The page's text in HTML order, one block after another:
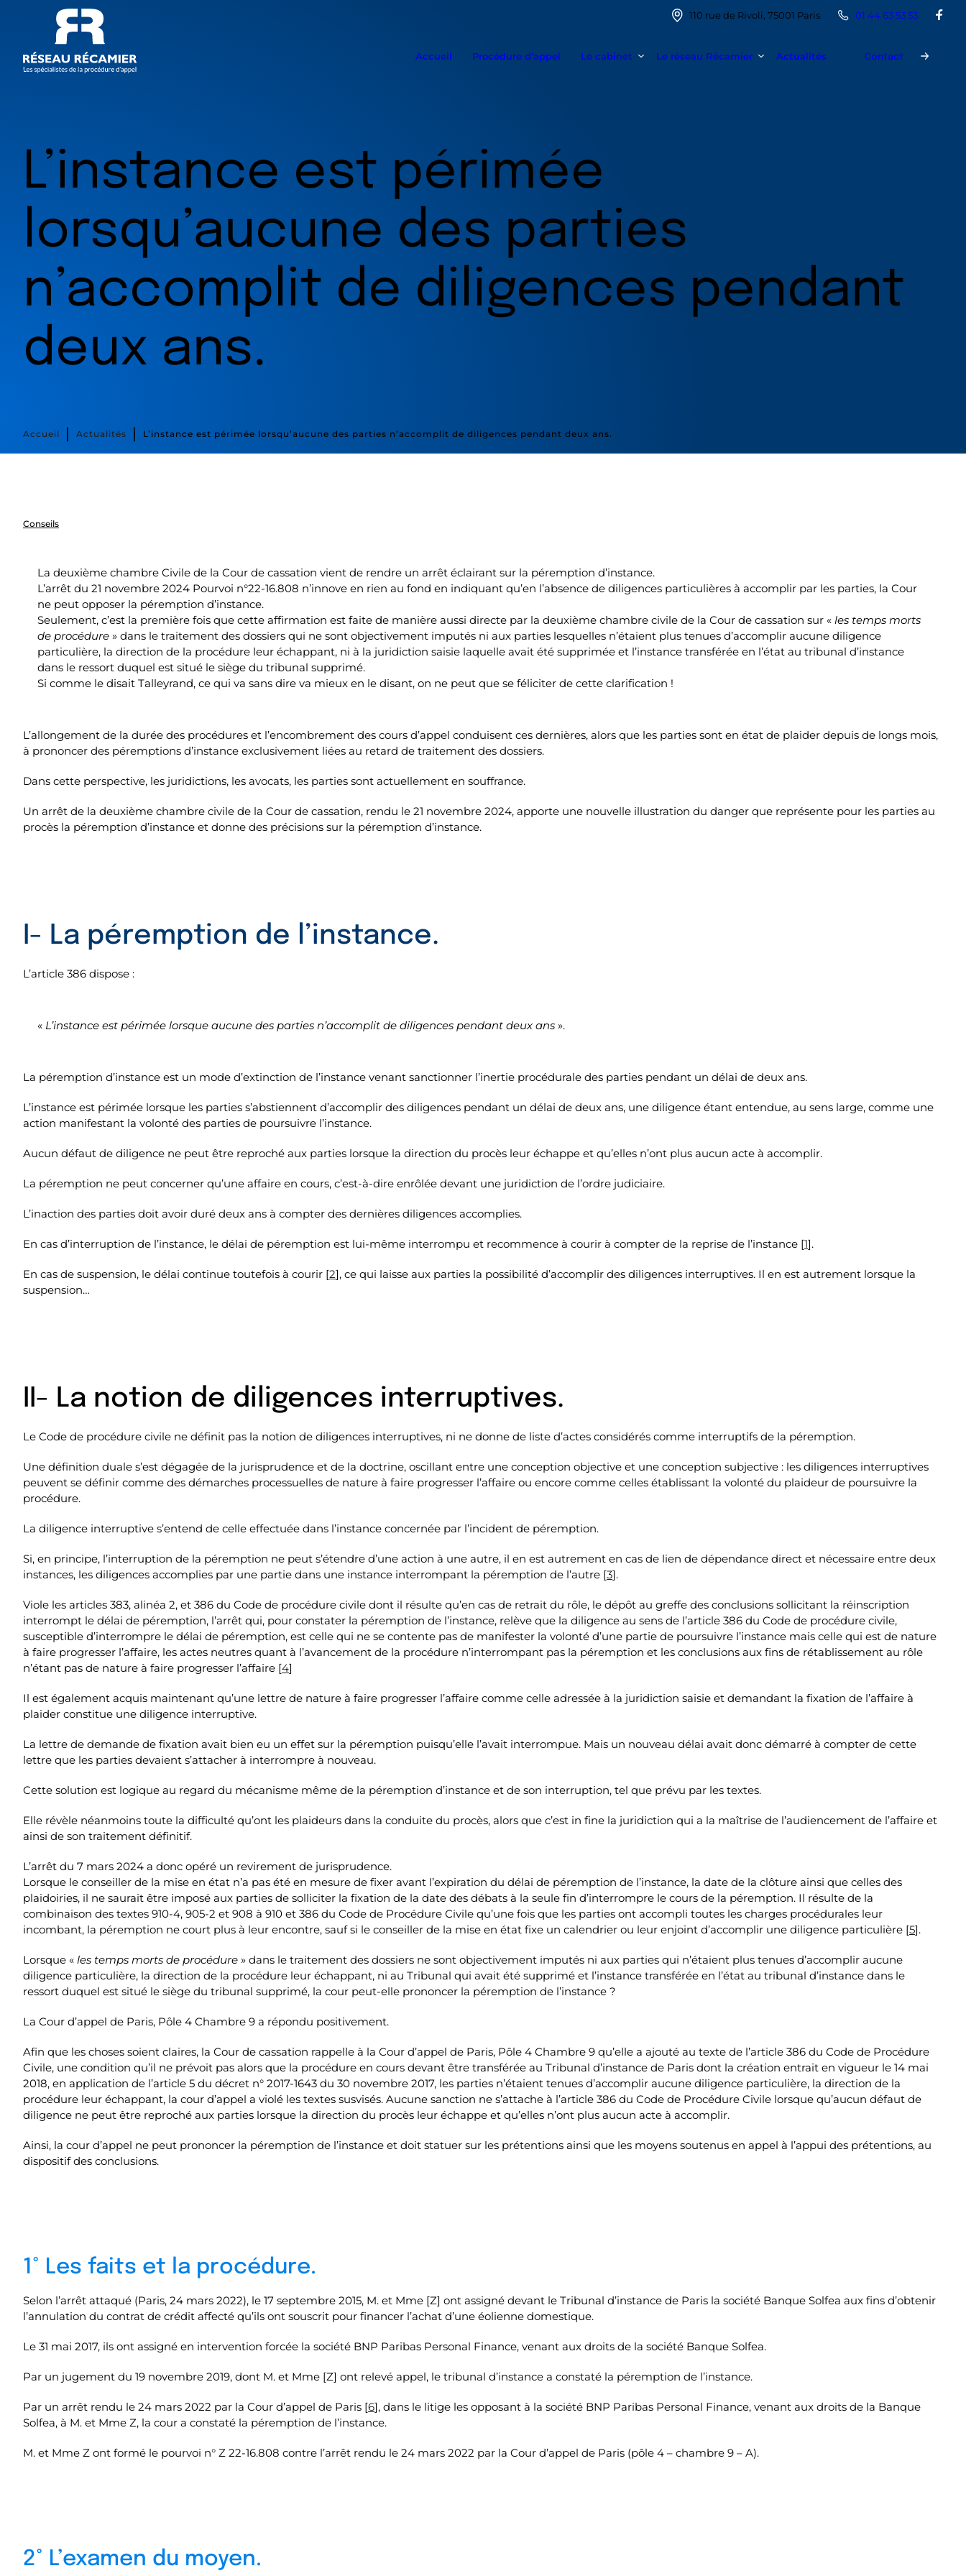
110 rue de Rivoli, 75001 Paris 01 44 63 53 53
Accueil Procédure d’appel Le cabinet Le réseau Récamier Actualités Contact
L’instance est périmée
lorsqu’aucune des parties
n’accomplit de diligences pendant
deux ans.
Accueil ∣ Actualités ∣ L’instance est périmée lorsqu’aucune des parties n’accomplit de diligences pendant deux ans.
Conseils
La deuxième chambre Civile de la Cour de cassation vient de rendre un arrêt éclairant sur la péremption d’instance.
L’arrêt du 21 novembre 2024 Pourvoi n°22-16.808 n’innove en rien au fond en indiquant qu’en l’absence de diligences particulières à accomplir par les parties, la Cour
ne peut opposer la péremption d’instance.
Seulement, c’est la première fois que cette affirmation est faite de manière aussi directe par la deuxième chambre civile de la Cour de cassation sur « les temps morts
de procédure » dans le traitement des dossiers qui ne sont objectivement imputés ni aux parties lesquelles n’étaient plus tenues d’accomplir aucune diligence
particulière, la direction de la procédure leur échappant, ni à la juridiction saisie laquelle avait été supprimée et l’instance transférée en l’état au tribunal d’instance
dans le ressort duquel est situé le siège du tribunal supprimé.
Si comme le disait Talleyrand, ce qui va sans dire va mieux en le disant, on ne peut que se féliciter de cette clarification !
L’allongement de la durée des procédures et l’encombrement des cours d’appel conduisent ces dernières, alors que les parties sont en état de plaider depuis de longs mois,
à prononcer des péremptions d’instance exclusivement liées au retard de traitement des dossiers.
Dans cette perspective, les juridictions, les avocats, les parties sont actuellement en souffrance.
Un arrêt de la deuxième chambre civile de la Cour de cassation, rendu le 21 novembre 2024, apporte une nouvelle illustration du danger que représente pour les parties au
procès la péremption d’instance et donne des précisions sur la péremption d’instance.
I- La péremption de l’instance.
L’article 386 dispose :
« L’instance est périmée lorsque aucune des parties n’accomplit de diligences pendant deux ans ».
La péremption d’instance est un mode d’extinction de l’instance venant sanctionner l’inertie procédurale des parties pendant un délai de deux ans.
L’instance est périmée lorsque les parties s’abstiennent d’accomplir des diligences pendant un délai de deux ans, une diligence étant entendue, au sens large, comme une
action manifestant la volonté des parties de poursuivre l’instance.
Aucun défaut de diligence ne peut être reproché aux parties lorsque la direction du procès leur échappe et qu’elles n’ont plus aucun acte à accomplir.
La péremption ne peut concerner qu’une affaire en cours, c’est-à-dire enrôlée devant une juridiction de l’ordre judiciaire.
L’inaction des parties doit avoir duré deux ans à compter des dernières diligences accomplies.
En cas d’interruption de l’instance, le délai de péremption est lui-même interrompu et recommence à courir à compter de la reprise de l’instance [1].
En cas de suspension, le délai continue toutefois à courir [2], ce qui laisse aux parties la possibilité d’accomplir des diligences interruptives. Il en est autrement lorsque la
suspension…
II- La notion de diligences interruptives.
Le Code de procédure civile ne définit pas la notion de diligences interruptives, ni ne donne de liste d’actes considérés comme interruptifs de la péremption.
Une définition duale s’est dégagée de la jurisprudence et de la doctrine, oscillant entre une conception objective et une conception subjective : les diligences interruptives
peuvent se définir comme des démarches processuelles de nature à faire progresser l’affaire ou encore comme celles établissant la volonté du plaideur de poursuivre la
procédure.
La diligence interruptive s’entend de celle effectuée dans l’instance concernée par l’incident de péremption.
Si, en principe, l’interruption de la péremption ne peut s’étendre d’une action à une autre, il en est autrement en cas de lien de dépendance direct et nécessaire entre deux
instances, les diligences accomplies par une partie dans une instance interrompant la péremption de l’autre [3].
Viole les articles 383, alinéa 2, et 386 du Code de procédure civile dont il résulte qu’en cas de retrait du rôle, le dépôt au greffe des conclusions sollicitant la réinscription
interrompt le délai de péremption, l’arrêt qui, pour constater la péremption de l’instance, relève que la diligence au sens de l’article 386 du Code de procédure civile,
susceptible d’interrompre le délai de péremption, est celle qui ne se contente pas de manifester la volonté d’une partie de poursuivre l’instance mais celle qui est de nature
à faire progresser l’affaire, les actes neutres quant à l’avancement de la procédure n’interrompant pas la péremption et les conclusions aux fins de rétablissement au rôle
n’étant pas de nature à faire progresser l’affaire [4]
Il est également acquis maintenant qu’une lettre de nature à faire progresser l’affaire comme celle adressée à la juridiction saisie et demandant la fixation de l’affaire à
plaider constitue une diligence interruptive.
La lettre de demande de fixation avait bien eu un effet sur la péremption puisqu’elle l’avait interrompue. Mais un nouveau délai avait donc démarré à compter de cette
lettre que les parties devaient s’attacher à interrompre à nouveau.
Cette solution est logique au regard du mécanisme même de la péremption d’instance et de son interruption, tel que prévu par les textes.
Elle révèle néanmoins toute la difficulté qu’ont les plaideurs dans la conduite du procès, alors que c’est in fine la juridiction qui a la maîtrise de l’audiencement de l’affaire et
ainsi de son traitement définitif.
L’arrêt du 7 mars 2024 a donc opéré un revirement de jurisprudence.
Lorsque le conseiller de la mise en état n’a pas été en mesure de fixer avant l’expiration du délai de péremption de l’instance, la date de la clôture ainsi que celles des
plaidoiries, il ne saurait être imposé aux parties de solliciter la fixation de la date des débats à la seule fin d’interrompre le cours de la péremption. Il résulte de la
combinaison des textes 910-4, 905-2 et 908 à 910 et 386 du Code de Procédure Civile qu’une fois que les parties ont accompli toutes les charges procédurales leur
incombant, la péremption ne court plus à leur encontre, sauf si le conseiller de la mise en état fixe un calendrier ou leur enjoint d’accomplir une diligence particulière [5].
Lorsque « les temps morts de procédure » dans le traitement des dossiers ne sont objectivement imputés ni aux parties qui n’étaient plus tenues d’accomplir aucune
diligence particulière, la direction de la procédure leur échappant, ni au Tribunal qui avait été supprimé et l’instance transférée en l’état au tribunal d’instance dans le
ressort duquel est situé le siège du tribunal supprimé, la cour peut-elle prononcer la péremption de l’instance ?
La Cour d’appel de Paris, Pôle 4 Chambre 9 a répondu positivement.
Afin que les choses soient claires, la Cour de cassation rappelle à la Cour d’appel de Paris, Pôle 4 Chambre 9 qu’elle a ajouté au texte de l’article 386 du Code de Procédure
Civile, une condition qu’il ne prévoit pas alors que la procédure en cours devant être transférée au Tribunal d’instance de Paris dont la création entrait en vigueur le 14 mai
2018, en application de l’article 5 du décret n° 2017-1643 du 30 novembre 2017, les parties n’étaient tenues d’accomplir aucune diligence particulière, la direction de la
procédure leur échappant, la cour d’appel a violé les textes susvisés. Aucune sanction ne s’attache à l’article 386 du Code de Procédure Civile lorsque qu’aucun défaut de
diligence ne peut être reproché aux parties lorsque la direction du procès leur échappe et qu’elles n’ont plus aucun acte à accomplir.
Ainsi, la cour d’appel ne peut prononcer la péremption de l’instance et doit statuer sur les prétentions ainsi que les moyens soutenus en appel à l’appui des prétentions, au
dispositif des conclusions.
1° Les faits et la procédure.
Selon l’arrêt attaqué (Paris, 24 mars 2022), le 17 septembre 2015, M. et Mme [Z] ont assigné devant le Tribunal d’instance de Paris la société Banque Solfea aux fins d’obtenir
l’annulation du contrat de crédit affecté qu’ils ont souscrit pour financer l’achat d’une éolienne domestique.
Le 31 mai 2017, ils ont assigné en intervention forcée la société BNP Paribas Personal Finance, venant aux droits de la société Banque Solfea.
Par un jugement du 19 novembre 2019, dont M. et Mme [Z] ont relevé appel, le tribunal d’instance a constaté la péremption de l’instance.
Par un arrêt rendu le 24 mars 2022 par la Cour d’appel de Paris [6], dans le litige les opposant à la société BNP Paribas Personal Finance, venant aux droits de la Banque
Solfea, à M. et Mme Z, la cour a constaté la péremption de l’instance.
M. et Mme Z ont formé le pourvoi n° Z 22-16.808 contre l’arrêt rendu le 24 mars 2022 par la Cour d’appel de Paris (pôle 4 – chambre 9 – A).
2° L’examen du moyen.